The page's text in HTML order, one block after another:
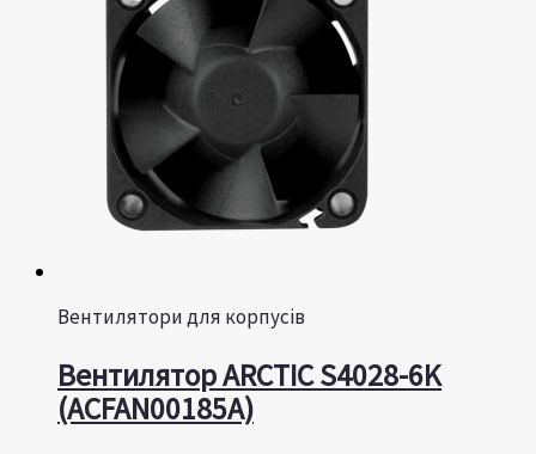
Вентилятори для корпусів
Вентилятор ARCTIC S4028-6K
(ACFAN00185A)